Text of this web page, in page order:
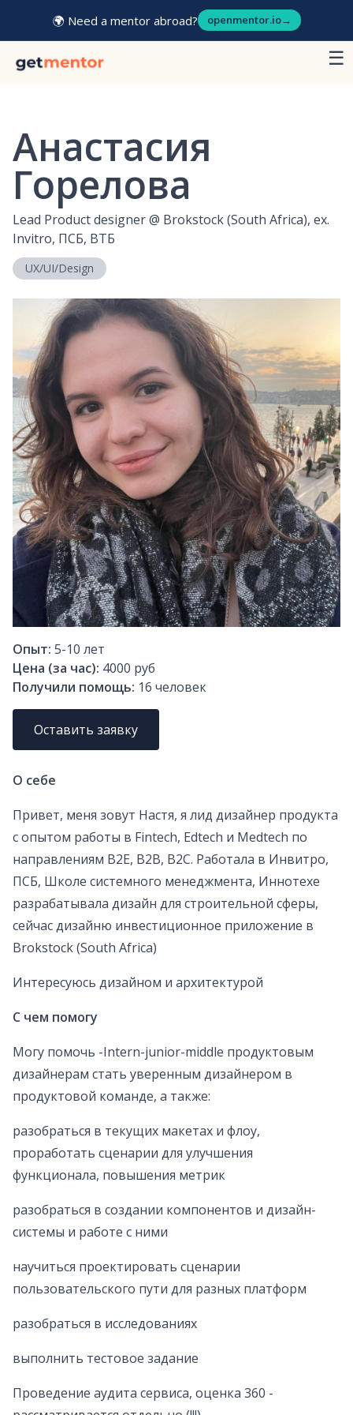
🌍 Need a mentor abroad? openmentor.io→
☰
Анастасия
Горелова
Lead Product designer@ Brokstock (South Africa), ex.
Invitro, ПСБ, ВТБ
UX/UI/Design
Опыт: 5-10 лет
Цена (за час): 4000 руб
Получили помощь: 16 человек
Оставить заявку
О себе
Привет, меня зовут Настя, я лид дизайнер продукта
с опытом работы в Fintech, Edtech и Medtech по
направлениям B2E, B2B, B2C. Работала в Инвитро,
ПСБ, Школе системного менеджмента, Иннотехе
разрабатывала дизайн для строительной сферы,
сейчас дизайню инвестиционное приложение в
Brokstock (South Africa)
Интересуюсь дизайном и архитектурой
С чем помогу
Могу помочь -Intern-junior-middle продуктовым
дизайнерам стать уверенным дизайнером в
продуктовой команде, а также:
разобраться в текущих макетах и флоу,
проработать сценарии для улучшения
функционала, повышения метрик
разобраться в создании компонентов и дизайн-
системы и работе с ними
научиться проектировать сценарии
пользовательского пути для разных платформ
разобраться в исследованиях
выполнить тестовое задание
Проведение аудита сервиса, оценка 360 -